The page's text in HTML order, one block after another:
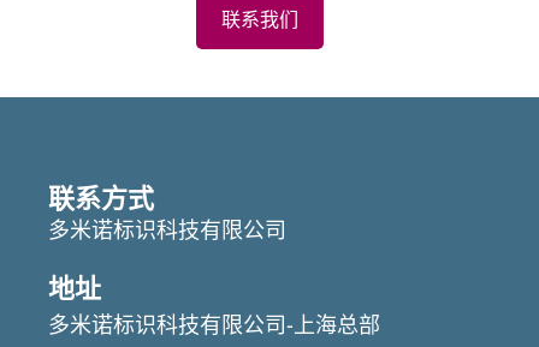
联系我们
联系方式
多米诺标识科技有限公司
地址
多米诺标识科技有限公司-上海总部